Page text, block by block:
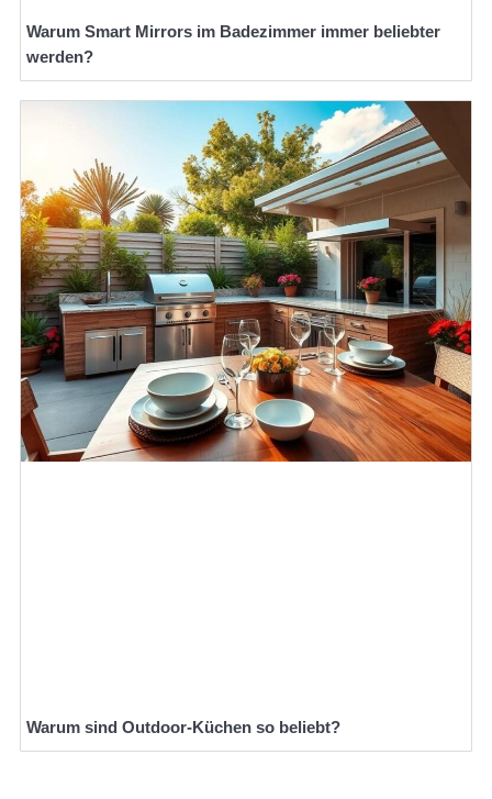
Warum Smart Mirrors im Badezimmer immer beliebter
werden?
Warum sind Outdoor-Küchen so beliebt?